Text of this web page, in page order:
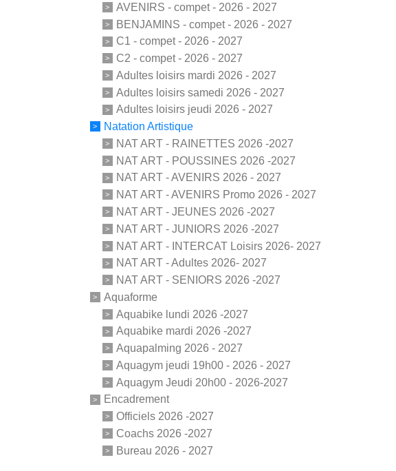
AVENIRS - compet - 2026 - 2027
BENJAMINS - compet - 2026 - 2027
C1 - compet - 2026 - 2027
C2 - compet - 2026 - 2027
Adultes loisirs mardi 2026 - 2027
Adultes loisirs samedi 2026 - 2027
Adultes loisirs jeudi 2026 - 2027
Natation Artistique
NAT ART - RAINETTES 2026 -2027
NAT ART - POUSSINES 2026 -2027
NAT ART - AVENIRS 2026 - 2027
NAT ART - AVENIRS Promo 2026 - 2027
NAT ART - JEUNES 2026 -2027
NAT ART - JUNIORS 2026 -2027
NAT ART - INTERCAT Loisirs 2026- 2027
NAT ART - Adultes 2026- 2027
NAT ART - SENIORS 2026 -2027
Aquaforme
Aquabike lundi 2026 -2027
Aquabike mardi 2026 -2027
Aquapalming 2026 - 2027
Aquagym jeudi 19h00 - 2026 - 2027
Aquagym Jeudi 20h00 - 2026-2027
Encadrement
Officiels 2026 -2027
Coachs 2026 -2027
Bureau 2026 - 2027